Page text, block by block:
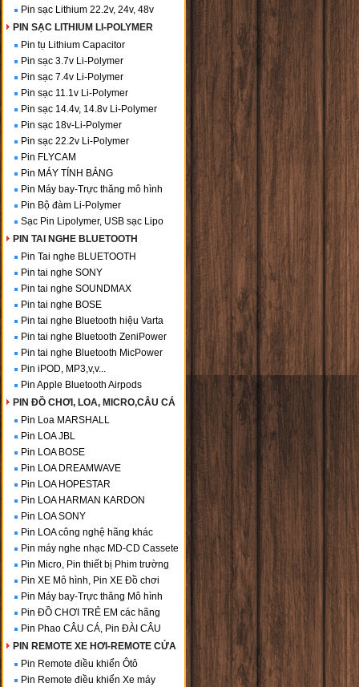
Pin sạc Lithium 22.2v, 24v, 48v
PIN SẠC LITHIUM LI-POLYMER
Pin tụ Lithium Capacitor
Pin sạc 3.7v Li-Polymer
Pin sạc 7.4v Li-Polymer
Pin sạc 11.1v Li-Polymer
Pin sạc 14.4v, 14.8v Li-Polymer
Pin sạc 18v-Li-Polymer
Pin sạc 22.2v Li-Polymer
Pin FLYCAM
Pin MÁY TÍNH BẢNG
Pin Máy bay-Trực thăng mô hình
Pin Bộ đàm Li-Polymer
Sạc Pin Lipolymer, USB sạc Lipo
PIN TAI NGHE BLUETOOTH
Pin Tai nghe BLUETOOTH
Pin tai nghe SONY
Pin tai nghe SOUNDMAX
Pin tai nghe BOSE
Pin tai nghe Bluetooth hiệu Varta
Pin tai nghe Bluetooth ZeniPower
Pin tai nghe Bluetooth MicPower
Pin iPOD, MP3,v,v...
Pin Apple Bluetooth Airpods
PIN ĐỒ CHƠI, LOA, MICRO,CÂU CÁ
Pin Loa MARSHALL
Pin LOA JBL
Pin LOA BOSE
Pin LOA DREAMWAVE
Pin LOA HOPESTAR
Pin LOA HARMAN KARDON
Pin LOA SONY
Pin LOA công nghệ hãng khác
Pin máy nghe nhạc MD-CD Cassete
Pin Micro, Pin thiết bị Phim trường
Pin XE Mô hình, Pin XE Đồ chơi
Pin Máy bay-Trực thăng Mô hình
Pin ĐỒ CHƠI TRẺ EM các hãng
Pin Phao CÂU CÁ, Pin ĐÀI CÂU
PIN REMOTE XE HƠI-REMOTE CỬA
Pin Remote điều khiển Ôtô
Pin Remote điều khiển Xe máy